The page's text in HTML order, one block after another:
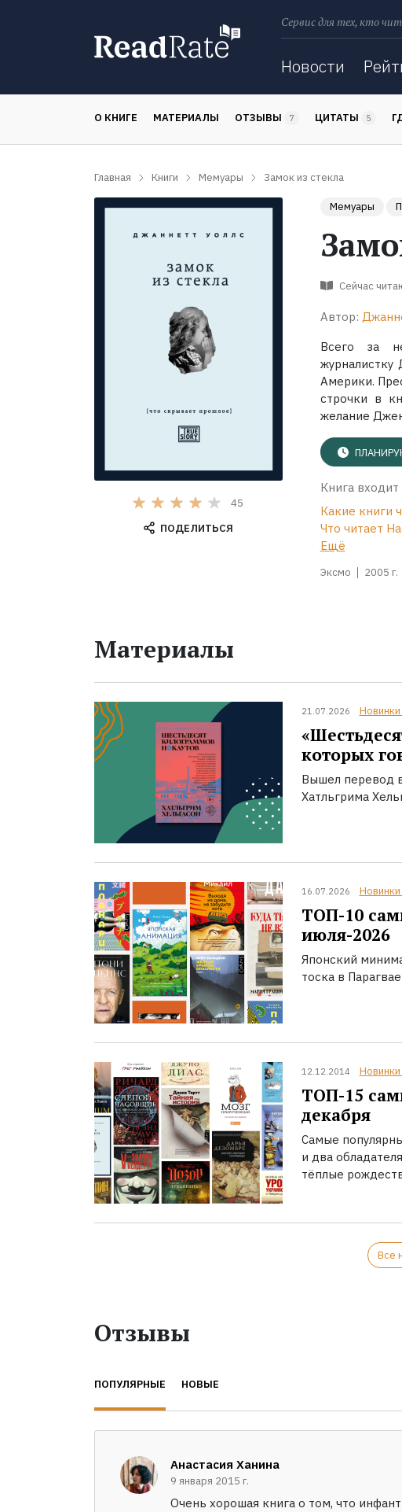
Сервис для тех, кто
Новости
О КНИГЕ МАТЕРИАЛЫ ОТЗЫВЫ 7 ЦИТАТЫ 5
Главная Книги Мемуары Замок из стекла
45
ПОДЕЛИТЬСЯ
Мемуары
Сейчас
Автор:
Всего за
журналистку
Америки.
строчки в
желание
Книга
Какие книги
Что читает
Ещё
Эксмо 2005 г.
Материалы
21.07.2026 Новинки
которых
Вышел перевод
Хатльгрима
16.07.2026 Новинки
ТОП-10
июля-2026
Японский
тоска в
12.12.2014 Новинки
ТОП-15
декабря
Самые
и два
тёплые
Все
Отзывы
ПОПУЛЯРНЫЕ НОВЫЕ
Анастасия Ханина
9 января 2015 г.
Очень хорошая книга о том, что